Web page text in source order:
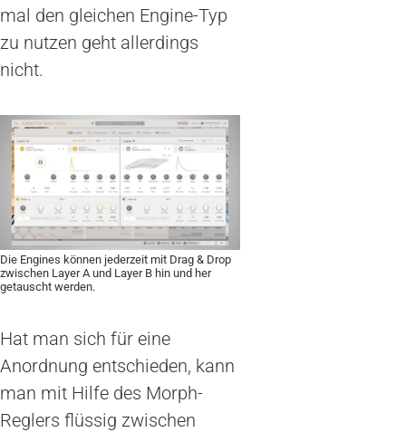
mal den gleichen Engine-Typ
zu nutzen geht allerdings
nicht.
Die Engines können jederzeit mit Drag & Drop
zwischen Layer A und Layer B hin und her
getauscht werden.
Hat man sich für eine
Anordnung entschieden, kann
man mit Hilfe des Morph-
Reglers flüssig zwischen